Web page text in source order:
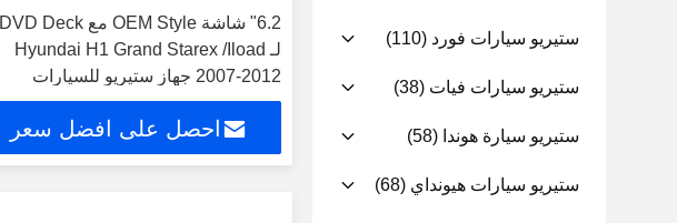
ستيريو سيارات فورد (110)
ستيريو سيارات فيات (38)
ستيريو سيارة هوندا (58)
ستيريو سيارات هيونداي (68)
6.2" شاشة OEM Style مع DVD Deck
لـ Hyundai H1 Grand Starex /Iload
2007-2012 جهاز ستيريو للسيارات
احصل على افضل سعر